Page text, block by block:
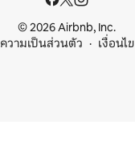
© 2026 Airbnb, Inc.
ความเป็นส่วนตัว
เงื่อนไข